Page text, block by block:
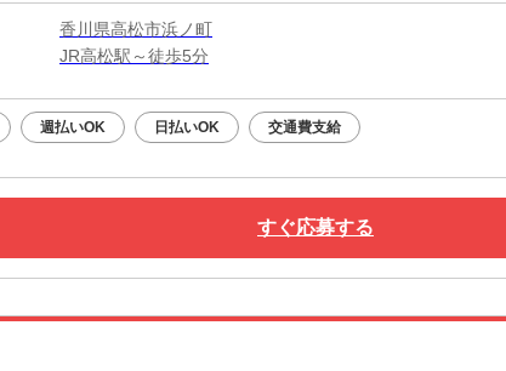
香川県高松市浜ノ町
JR高松駅～徒歩5分
週払いOK 日払いOK 交通費支給
すぐ応募する